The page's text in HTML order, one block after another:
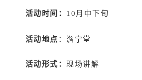
活动时间： 10月中下旬
活动地点 ：澹宁堂
活动形式：现场讲解